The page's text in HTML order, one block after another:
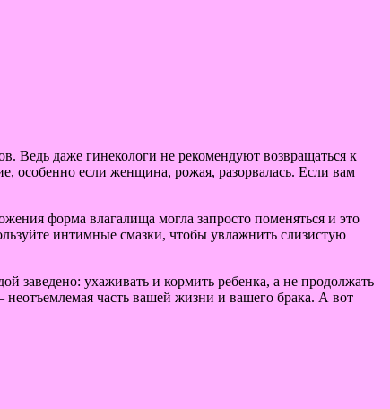
Ведь даже гинекологи не рекомендуют возвращаться к
особенно если женщина, рожая, разорвалась. Если вам
форма влагалища могла запросто поменяться и это
интимные смазки, чтобы увлажнить слизистую
заведено: ухаживать и кормить ребенка, а не продолжать
часть вашей жизни и вашего брака. А вот